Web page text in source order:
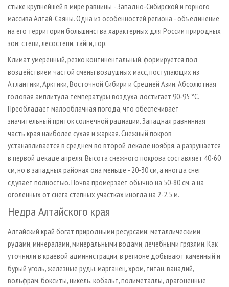
стыке крупнейшей в мире равнины - Западно-Сибирской и горного
массива Алтай-Саяны. Одна из особенностей региона - объединение
на его территории большинства характерных для России природных
зон: степи, лесостепи, тайги, гор.
Климат умеренный, резко континентальный, формируется под
воздействием частой смены воздушных масс, поступающих из
Атлантики, Арктики, Восточной Сибири и Средней Азии. Абсолютная
годовая амплитуда температуры воздуха достигает 90-95 °C.
Преобладает малооблачная погода, что обеспечивает
значительный приток солнечной радиации. Западная равнинная
часть края наиболее сухая и жаркая. Снежный покров
устанавливается в среднем во второй декаде ноября, а разрушается
в первой декаде апреля. Высота снежного покрова составляет 40-60
см, но в западных районах она меньше - 20-30 см, а иногда снег
сдувает полностью. Почва промерзает обычно на 50-80 см, а на
оголенных от снега степных участках иногда на 2-2,5 м.
Недра Алтайского края
Алтайский край богат природными ресурсами: металлическими
рудами, минералами, минеральными водами, лечебными грязями. Как
уточнили в краевой администрации, в регионе добывают каменный и
бурый уголь, железные руды, марганец, хром, титан, ванадий,
вольфрам, бокситы, никель, кобальт, полиметаллы, драгоценные